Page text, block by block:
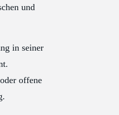
und
in seiner
offene